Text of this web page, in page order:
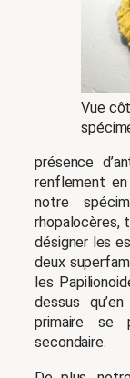
Vue
présence
renflement
notre
rhopalocères,
désigner les
deux
les
dessus
primaire se
secondaire.